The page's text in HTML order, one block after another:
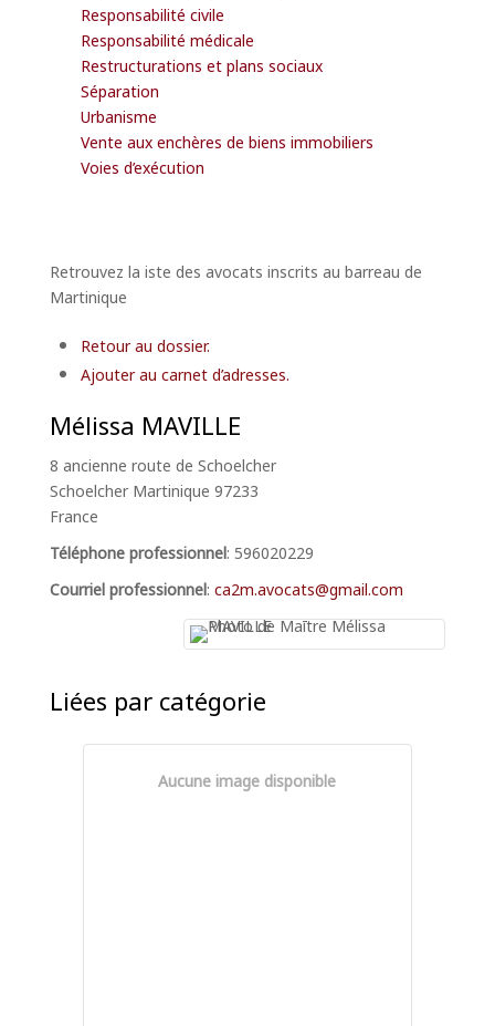
Responsabilité civile
Responsabilité médicale
Restructurations et plans sociaux
Séparation
Urbanisme
Vente aux enchères de biens immobiliers
Voies d’exécution
Retrouvez la iste des avocats inscrits au barreau de
Martinique
Retour au dossier.
Ajouter au carnet d’adresses.
Mélissa MAVILLE
8 ancienne route de Schoelcher
Schoelcher Martinique 97233
France
Téléphone professionnel: 596020229
Courriel professionnel: ca2m.avocats@gmail.com
Liées par catégorie
Aucune image disponible